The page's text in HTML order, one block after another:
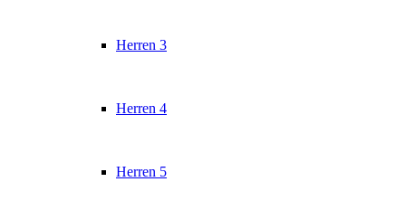
Herren 3
Herren 4
Herren 5